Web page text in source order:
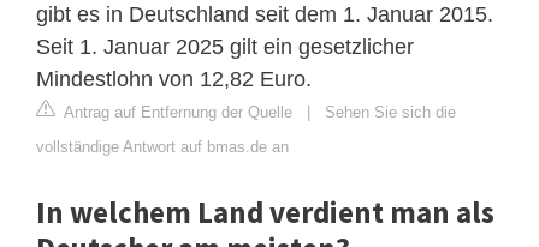
gibt es in Deutschland seit dem 1. Januar 2015.
Seit 1. Januar 2025 gilt ein gesetzlicher
Mindestlohn von 12,82 Euro.
Antrag auf Entfernung der Quelle | Sehen Sie sich die
vollständige Antwort auf bmas.de an
In welchem Land verdient man als